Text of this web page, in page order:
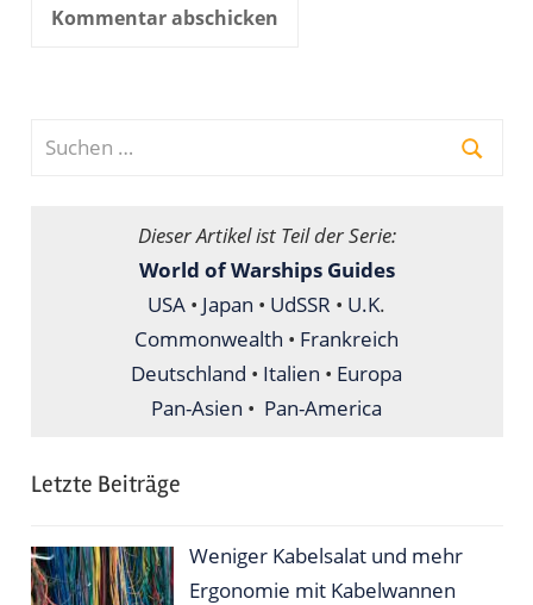
Suchen
Dieser Artikel ist Teil der Serie:
World of Warships Guides
USA • Japan • UdSSR • U.K.
Commonwealth • Frankreich
Deutschland • Italien • Europa
Pan-Asien • Pan-America
Letzte Beiträge
Weniger Kabelsalat und mehr
Ergonomie mit Kabelwannen